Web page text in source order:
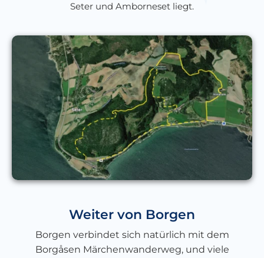
Seter und Amborneset liegt.
Weiter von Borgen
Borgen verbindet sich natürlich mit dem
Borgåsen Märchenwanderweg, und viele